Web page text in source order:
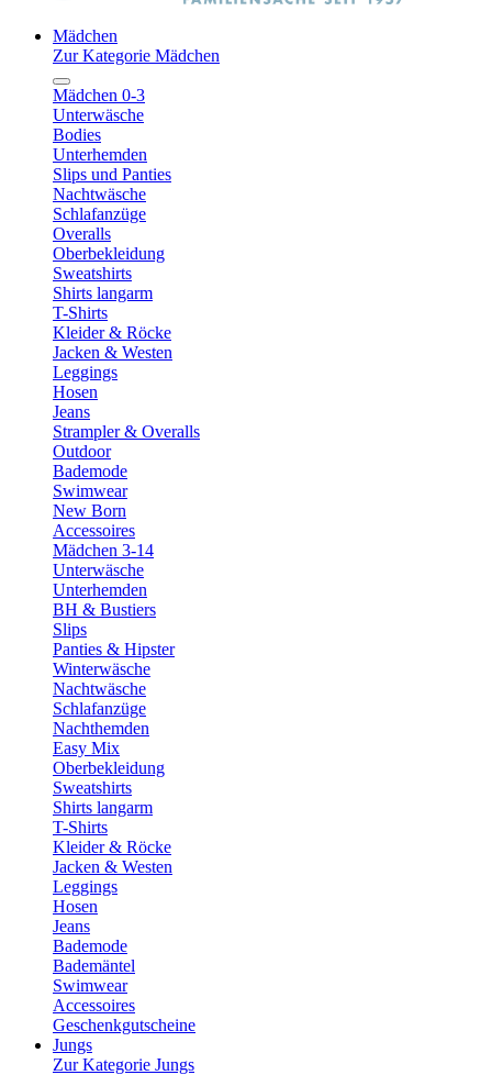
Mädchen
Zur Kategorie Mädchen
Mädchen 0-3
Unterwäsche
Bodies
Unterhemden
Slips und Panties
Nachtwäsche
Schlafanzüge
Overalls
Oberbekleidung
Sweatshirts
Shirts langarm
T-Shirts
Kleider & Röcke
Jacken & Westen
Leggings
Hosen
Jeans
Strampler & Overalls
Outdoor
Bademode
Swimwear
New Born
Accessoires
Mädchen 3-14
Unterwäsche
Unterhemden
BH & Bustiers
Slips
Panties & Hipster
Winterwäsche
Nachtwäsche
Schlafanzüge
Nachthemden
Easy Mix
Oberbekleidung
Sweatshirts
Shirts langarm
T-Shirts
Kleider & Röcke
Jacken & Westen
Leggings
Hosen
Jeans
Bademode
Bademäntel
Swimwear
Accessoires
Geschenkgutscheine
Jungs
Zur Kategorie Jungs